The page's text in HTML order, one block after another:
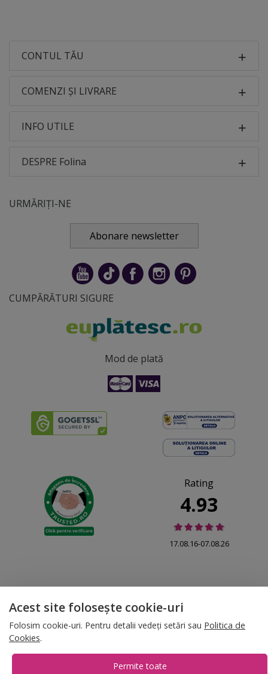
CONTUL TĂU
COMENZI ȘI LIVRARE
INFO UTILE
DESPRE Folina
URMĂRIȚI-NE
Abonare newsletter
CUMPĂRĂTURI SIGURE
Mod de plată
Rating
4.93
17.08.16-07.08.26
© 2026 Folina.ro | All Rights Reserved. Folina.ro | Designed by Artvertising
• Termene și condiții•Gestionează preferințe cookies
Acest site folosește cookie-uri
Folosim cookie-uri. Pentru detalii vedeți setări sau Politica de
Cookies.
Permite toate